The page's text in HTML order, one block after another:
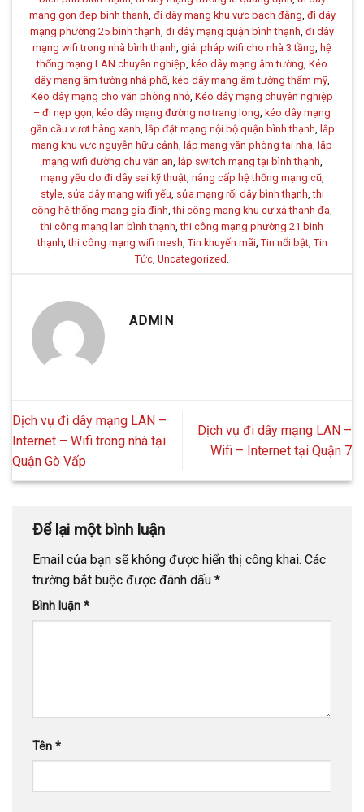
mạng gọn đẹp bình thạnh đi dây mạng khu vực bạch đằng đi dây
mạng phường 25 bình thạnh đi dây mạng quận bình thạnh đi dây
mạng wifi trong nhà bình thạnh giải pháp wifi cho nhà 3 tầng hệ
thống mạng LAN chuyên nghiệp kéo dây mạng âm tường Kéo
dây mạng âm tường nhà phố kéo dây mạng âm tường thẩm mỹ
Kéo dây mạng cho văn phòng nhỏ Kéo dây mạng chuyên nghiệp
– đi nẹp gọn kéo dây mạng đường nơ trang long kéo dây mạng
gần cầu vượt hàng xanh
lắp đặt mạng nội bộ quận bình thạnh
lắp
mạng khu vực nguyễn hữu cảnh
lắp mạng văn phòng tại nhà
lắp
mạng wifi đường chu văn an
lắp switch mạng tại bình thạnh
mạng yếu do đi dây sai kỹ thuật, nâng cấp hệ thống mạng cũ,
style, sửa dây mạng wifi yếu sửa mạng rối dây bình thạnh ,thi
công hệ thống mạng gia đình ,thi công mạng khu cư xá thanh đa
thi công mạng lan bình thạnh ,thi công mạng phường 21 bình
thạnh ,thi công mạng wifi mesh Tin khuyến mãi, Tin nổi bật, Tin
Tức Uncategorized
ADMIN
Dịch vụ đi dây mạng LAN –
Internet – Wifi trong nhà tại
Quận Gò Vấp
Dịch vụ đi dây mạng LAN –
Wifi – Internet tại Quận 7
Để lại một bình luận
Email của bạn sẽ không được hiển thị công khai. Các
trường bắt buộc được đánh dấu *
Bình luận *
Tên *